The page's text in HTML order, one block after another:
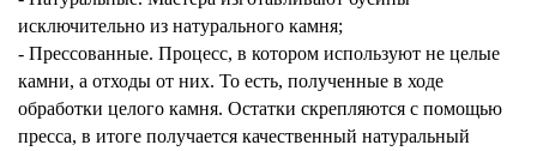
исключительно из натурального камня;
- Прессованные. Процесс, в котором используют не целые
камни, а отходы от них. То есть, полученные в ходе
обработки целого камня. Остатки скрепляются с помощью
пресса, в итоге получается качественный натуральный